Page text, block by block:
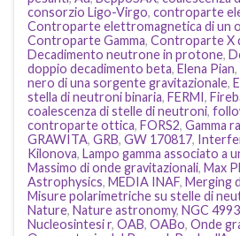
consorzio Ligo-Virgo, controparte
Controparte elettromagnetica di un
Controparte Gamma, Controparte X
Decadimento neutrone in protone,
doppio decadimento beta, Elena Pian,
nero di una sorgente gravitazionale,
stella di neutroni binaria, FERMI,
coalescenza di stelle di neutroni,
controparte ottica, FORS2, Gamma
GRAWITA, GRB, GW 170817,
Kilonova, Lampo gamma associato a
Massimo di onde gravitazionali, Max
Astrophysics, MEDIA INAF, Merging
Misure polarimetriche su stelle di
Nature, Nature astronomy, NGC 4993
Nucleosintesi r, OAB, OABo, Onde